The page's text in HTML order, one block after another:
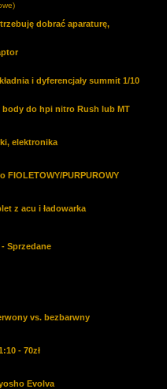
dobrać aparaturę,
i dyferencjały summit 1/10
do hpi nitro Rush lub MT
elektronika
PURPUROWY
z acu i ładowarka
Sprzedane
vs. bezbarwny
- 70zł
Evolva